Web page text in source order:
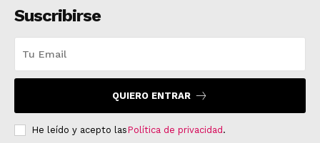
Suscribirse
QUIERO ENTRAR
He leído y acepto lasPolítica de privacidad .